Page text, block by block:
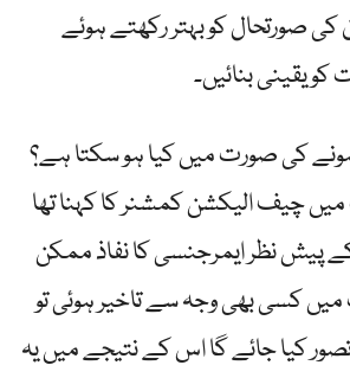
کی صورتحال کو بہتر رکھتے ہوئے
یقینی بنائیں۔
ہونے کی صورت میں کیا ہو سکتا ہے؟
چیف الیکشن کمشنر کا کہنا تھا
پیش نظر ایمرجنسی کا نفاذ ممکن
میں کسی بھی وجہ سے تاخیر ہوئی تو
کیا جائے گا اس کے نتیجے میں یہ